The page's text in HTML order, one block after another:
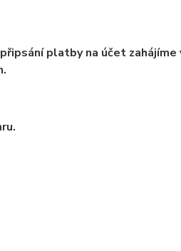
platby na účet zahájíme